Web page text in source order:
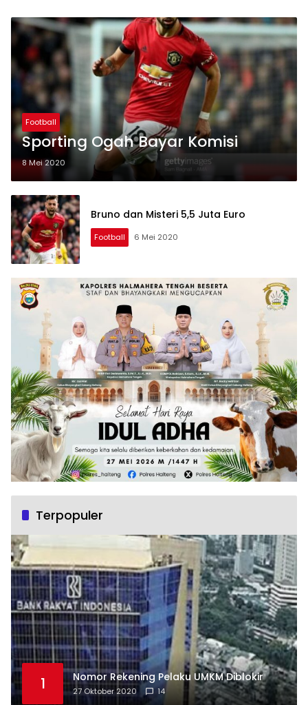
Football
Sporting Ogah Bayar Komisi
8 Mei 2020
Bruno dan Misteri 5,5 Juta Euro
Football 6 Mei 2020
Terpopuler
1 Nomor Rekening Pelaku UMKM Diblokir
27 Oktober 2020 14